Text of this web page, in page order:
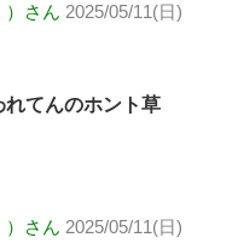
さん 2025/05/11(日)
てんのホント草
さん 2025/05/11(日)